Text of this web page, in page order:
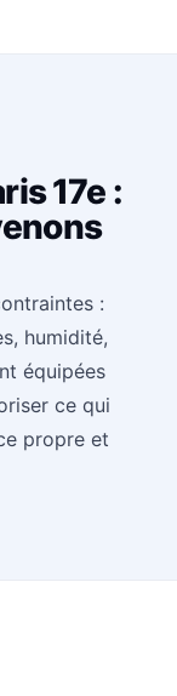
17e :
:
humidité,
équipées
ce qui
propre et